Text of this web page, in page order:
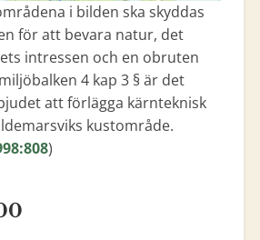
i bilden ska skyddas
för att bevara natur, det
intressen och en obruten
4 kap 3 § är det
att förlägga kärnteknisk
kustområde.
)